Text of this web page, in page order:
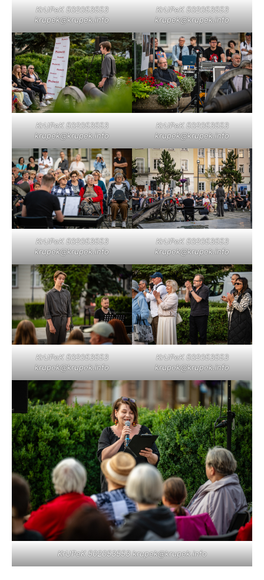
KrUPeK 502053553
krupek@krupek.info
KrUPeK 502053553
krupek@krupek.info
KrUPeK 502053553
krupek@krupek.info
KrUPeK 502053553
krupek@krupek.info
KrUPeK 502053553
krupek@krupek.info
KrUPeK 502053553
krupek@krupek.info
KrUPeK 502053553
krupek@krupek.info
KrUPeK 502053553
krupek@krupek.info
KrUPeK 502053553krupek@krupek.info